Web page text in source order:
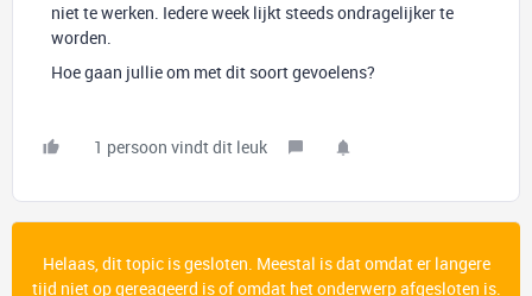
niet te werken. Iedere week lijkt steeds ondragelijker te
worden.
Hoe gaan jullie om met dit soort gevoelens?
1 persoon vindt dit leuk
Helaas, dit topic is gesloten. Meestal is dat omdat er langere
tijd niet op gereageerd is of omdat het onderwerp afgesloten is.